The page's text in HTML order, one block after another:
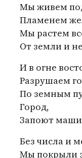
Мы живем
Пламенем
Мы растем
От земли и
И в огне
Разрушаем
По земным
Город,
Запоют
Без числа и
Мы покрыли